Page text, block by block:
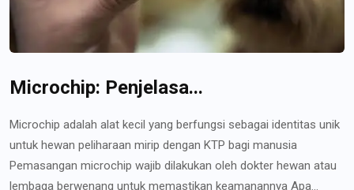
Microchip: Penjelasa...
Microchip adalah alat kecil yang berfungsi sebagai identitas unik
untuk hewan peliharaan mirip dengan KTP bagi manusia
Pemasangan microchip wajib dilakukan oleh dokter hewan atau
lembaga berwenang untuk memastikan keamanannya Apa...